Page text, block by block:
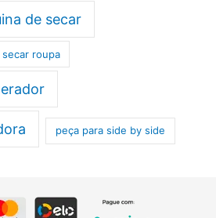
de secar
roupa
peça para side by side